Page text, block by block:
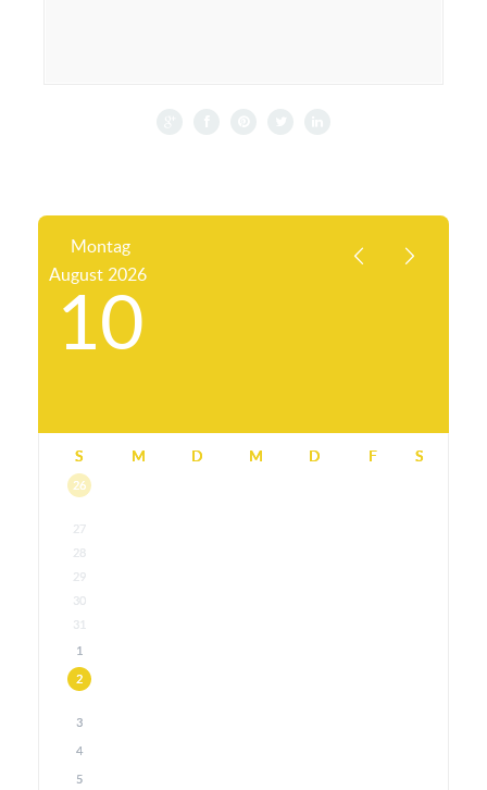
Montag
August 2026
10
S M D M D F S
26
27
28
29
30
31
1
2
3
4
5